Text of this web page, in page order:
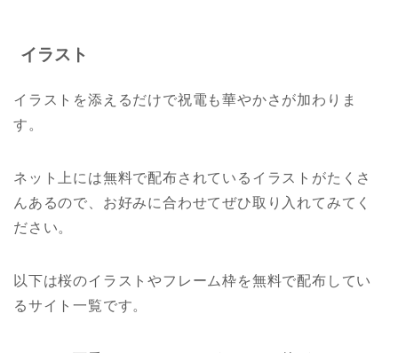
イラスト
イラストを添えるだけで祝電も華やかさが加わりま
す。
ネット上には無料で配布されているイラストがたくさ
んあるので、お好みに合わせてぜひ取り入れてみてく
ださい。
以下は桜のイラストやフレーム枠を無料で配布してい
るサイト一覧です。